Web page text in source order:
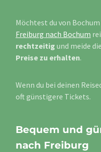
Möchtest du von
Freiburg nach Bochum
rechtzeitig und meide
Preise zu erhalten.
Wenn du bei deinen
oft günstigere Tickets.
Bequem und
nach Freiburg